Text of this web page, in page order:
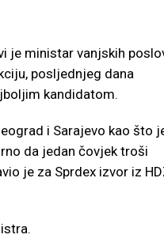
je ministar vanjskih
posljednjeg dana
kandidatom.
i Sarajevo kao što
da jedan čovjek troši
je za Sprdex izvor iz